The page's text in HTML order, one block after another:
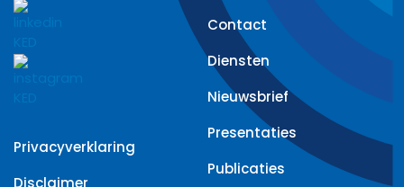
Privacyverklaring
Disclaimer
Contact
Diensten
Nieuwsbrief
Presentaties
Publicaties